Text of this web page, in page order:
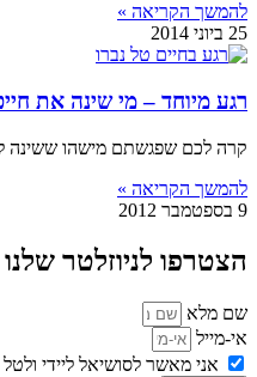
להמשך הקריאה »
25 ביוני 2014
רגע מיוחד – מי שינה את
קרה לכם שפגשתם מישהו ששינה
להמשך הקריאה »
9 בספטמבר 2012
הצטרפו לניוזלטר שלנו
שם מלא
אי-מייל
אני מאשר לסושיאל ליידי ולטל